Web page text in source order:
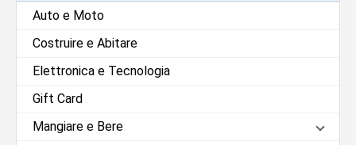
Auto e Moto
Costruire e Abitare
Elettronica e Tecnologia
Gift Card
Mangiare e Bere